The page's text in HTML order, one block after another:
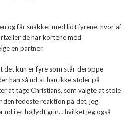
og får snakket med lidt fyrene, hvor af
de har kortene med
en partner.
det kun er fyre som står deroppe
han så ud at han ikke stoler på
at tage Christians, som valgte at stole
den fedeste reaktion på det, jeg
ud i et højlydt grin… hvilket jeg også